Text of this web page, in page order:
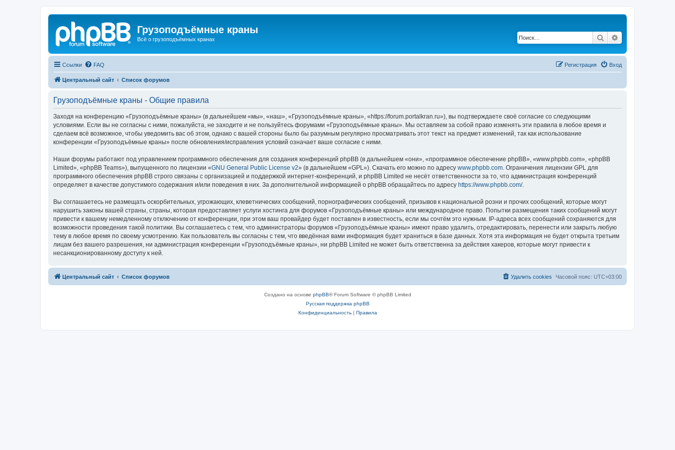
Грузоподъёмные краны
Всё о грузоподъёмных кранах Поиск
Ссылки FAQ Вход
Регистрация
Центральный сайт Список форумов
Грузоподъёмные краны - Общие правила
Заходя на конференцию «Грузоподъёмные краны» (в дальнейшем «мы», «наш», «Грузоподъёмные краны», «https://forum.portalkran.ru»), вы подтверждаете своё согласие со следующими
условиями. Если вы не согласны с ними, пожалуйста, не заходите и не пользуйтесь форумами «Грузоподъёмные краны». Мы оставляем за собой право изменять эти правила в любое время и
сделаем всё возможное, чтобы уведомить вас об этом, однако с вашей стороны было бы разумным регулярно просматривать этот текст на предмет изменений, так как использование
конференции «Грузоподъёмные краны» после обновления/исправления условий означает ваше согласие с ними.
Наши форумы работают под управлением программного обеспечения для создания конференций phpBB (в дальнейшем «они», «программное обеспечение phpBB», «www.phpbb.com», «phpBB
Limited», «phpBB Teams»), выпущенного по лицензии «GNU General Public License v2» (в дальнейшем «GPL»). Скачать его можно по адресу www.phpbb.com . Ограничения лицензии GPL для
программного обеспечения phpBB строго связаны с организацией и поддержкой интернет-конференций, и phpBB Limited не несёт ответственности за то, что администрация конференций
определяет в качестве допустимого содержания и/или поведения в них. За дополнительной информацией о phpBB обращайтесь по адресу https://www.phpbb.com/.
Вы соглашаетесь не размещать оскорбительных, угрожающих, клеветнических сообщений, порнографических сообщений, призывов к национальной розни и прочих сообщений, которые могут
нарушить законы вашей страны, страны, которая предоставляет услуги хостинга для форумов «Грузоподъёмные краны» или международное право. Попытки размещения таких сообщений могут
привести к вашему немедленному отключению от конференции, при этом ваш провайдер будет поставлен в известность, если мы сочтём это нужным. IP-адреса всех сообщений сохраняются для
возможности проведения такой политики. Вы соглашаетесь с тем, что администраторы форумов «Грузоподъёмные краны» имеют право удалить, отредактировать, перенести или закрыть любую
тему в любое время по своему усмотрению. Как пользователь вы согласны с тем, что введённая вами информация будет храниться в базе данных. Хотя эта информация не будет открыта третьим
лицам без вашего разрешения, ни администрация конференции «Грузоподъёмные краны», ни phpBB Limited не может быть ответственна за действия хакеров, которые могут привести к
несанкционированному доступу к ней.
Центральный сайт Список форумов Часовой пояс: UTC+03:00
Удалить cookies
Создано на основе phpBB® Forum Software © phpBB Limited
Русская поддержка phpBB
Конфиденциальность| Правила